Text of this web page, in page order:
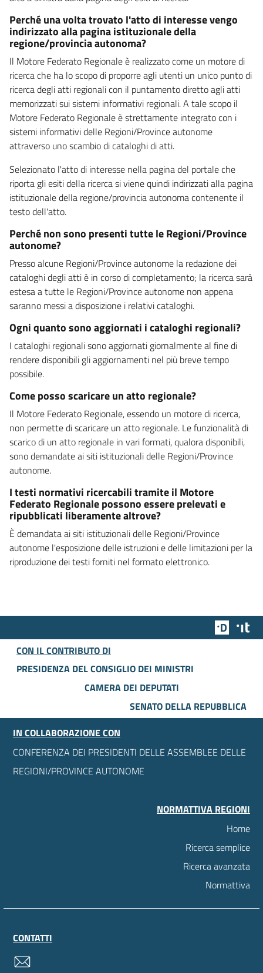
Perché una volta trovato l'atto di interesse vengo
indirizzato alla pagina istituzionale della
regione/provincia autonoma?
Il Motore Federato Regionale è realizzato come un motore di
ricerca che ha lo scopo di proporre agli utenti un unico punto di
ricerca degli atti regionali con il puntamento diretto agli atti
memorizzati sui sistemi informativi regionali. A tale scopo il
Motore Federato Regionale è strettamente integrato con i
sistemi informativi delle Regioni/Province autonome
attraverso uno scambio di cataloghi di atti.
Selezionato l'atto di interesse nella pagina del portale che
riporta gli esiti della ricerca si viene quindi indirizzati alla pagina
istituzionale della regione/provincia autonoma contenente il
testo dell'atto.
Perché non sono presenti tutte le Regioni/Province
autonome?
Presso alcune Regioni/Province autonome la redazione dei
cataloghi degli atti è in corso di completamento; la ricerca sarà
estesa a tutte le Regioni/Province autonome non appena
saranno messi a disposizione i relativi cataloghi.
Ogni quanto sono aggiornati i cataloghi regionali?
I cataloghi regionali sono aggiornati giornalmente al fine di
rendere disponibili gli aggiornamenti nel più breve tempo
possibile.
Come posso scaricare un atto regionale?
Il Motore Federato Regionale, essendo un motore di ricerca,
non permette di scaricare un atto regionale. Le funzionalità di
scarico di un atto regionale in vari formati, qualora disponibili,
sono demandate ai siti istituzionali delle Regioni/Province
autonome.
I testi normativi ricercabili tramite il Motore
Federato Regionale possono essere prelevati e
ripubblicati liberamente altrove?
È demandata ai siti istituzionali delle Regioni/Province
autonome l'esposizione delle istruzioni e delle limitazioni per la
riproduzione dei testi forniti nel formato elettronico.
Team
CON IL CONTRIBUTO DI
PRESIDENZA DEL CONSIGLIO DEI MINISTRI
CAMERA DEI DEPUTATI
SENATO DELLA REPUBBLICA
IN COLLABORAZIONE CON
CONFERENZA DEI PRESIDENTI DELLE ASSEMBLEE DELLE
REGIONI/PROVINCE AUTONOME
NORMATTIVA REGIONI
Home
Ricerca semplice
Ricerca avanzata
Normattiva
CONTATTI